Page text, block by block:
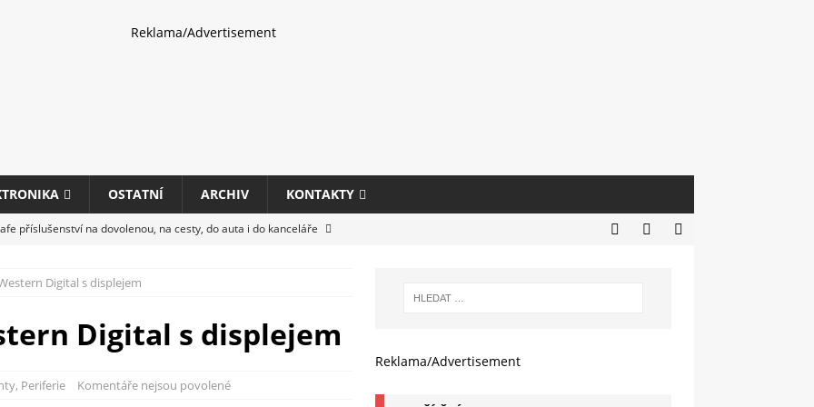
Reklama/Advertisement
OSTATNÍ ARCHIV KONTAKTY
příslušenství na dovolenou, na cesty, do auta i do kanceláře
COMPUTEX 2025 představí nové příslušenství pro hráče,
kancelářských tiskáren Canon imageFORCE s modely
Digital s displejem
Digital s displejem
, Periferie Komentáře nejsou povolené
Reklama/Advertisement